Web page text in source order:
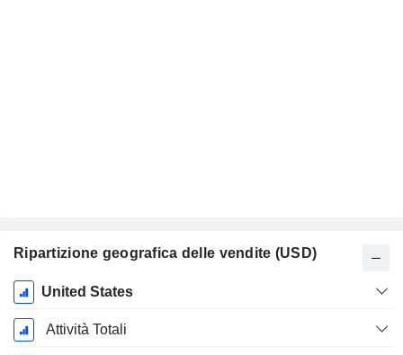
Ripartizione geografica delle vendite (USD)
Periodo
Fiscale:
Dicembre
United States
Attività Totali